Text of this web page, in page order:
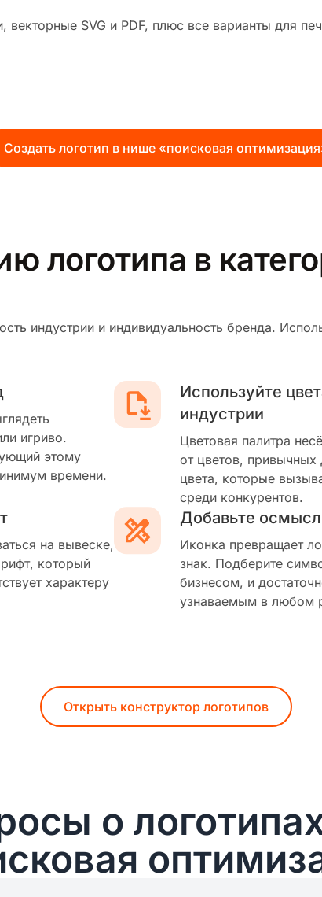
SVG и PDF, плюс все варианты для
Создать логотип в нише «поисковая
логотипа в
индустрии и индивидуальность бренда.
игриво.
этому
времени.
Используйте
индустрии
Цветовая палитра
от цветов,
цвета, которые
среди конкурентов.
на вывеске,
который
характеру
Добавьте
Иконка превращает
знак. Подберите
бизнесом, и
узнаваемым в любом
Открыть конструктор логотипов
о